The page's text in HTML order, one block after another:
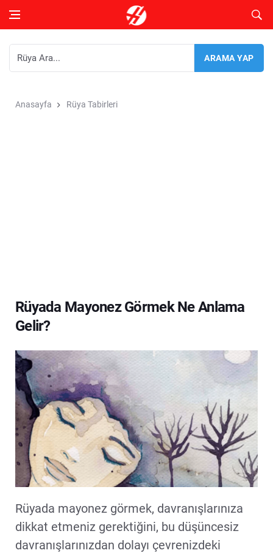
Anasayfa Rüya Tabirleri
Rüyada Mayonez Görmek Ne Anlama
Gelir?
Rüyada mayonez görmek, davranışlarınıza
dikkat etmeniz gerektiğini, bu düşüncesiz
davranışlarınızdan dolayı çevrenizdeki